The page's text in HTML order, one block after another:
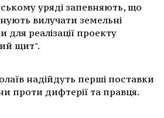
уряді запевняють, що
вилучати земельні
для реалізації проекту
щит".
надійдуть перші поставки
проти дифтерії та правця.